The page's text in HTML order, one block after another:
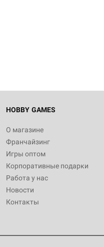
HOBBY GAMES
О магазине
Франчайзинг
Игры оптом
Корпоративные подарки
Работа у нас
Новости
Контакты